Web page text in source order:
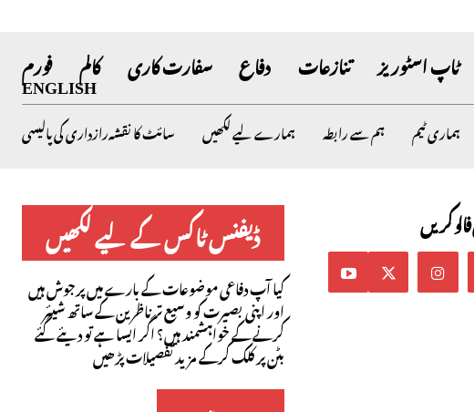
ٹاپ اسٹوریز تنازعات دفاع سفارت کاری کالم فورم
ENGLISH
ہماری ٹیم ہم سے رابطہ ہمارے لیے لکھیں سائٹ کا نقشہرازداری کی پالیسی
ڈیفنس ٹاکس کے لیے لکھیں
کیا آپ دفاعی موضوعات کے بارے میں پرجوش ہیں
اور اپنی بصیرت کو وسیع تر ناظرین کے ساتھ شیئر
کرنے کے خواہشمند ہیں؟ اگر ایسا ہے تو دیئے گئے
بٹن پر کلک کرکے مزید تفصیلات پڑھیں
کریں